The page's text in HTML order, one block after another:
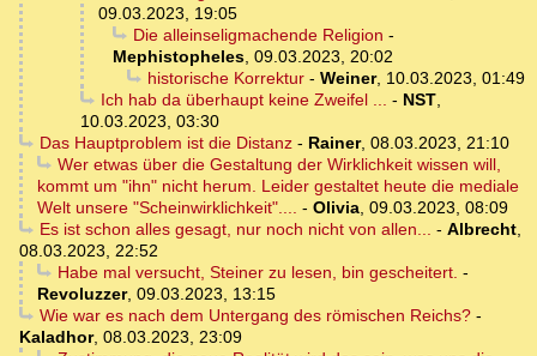
09.03.2023, 19:05
Die alleinseligmachende Religion -
Mephistopheles, 09.03.2023, 20:02
historische Korrektur- Weiner, 10.03.2023, 01:49
Ich hab da überhaupt keine Zweifel ... - NST,
10.03.2023, 03:30
Das Hauptproblem ist die Distanz- Rainer, 08.03.2023, 21:10
Wer etwas über die Gestaltung der Wirklichkeit wissen will,
kommt um "ihn" nicht herum. Leider gestaltet heute die mediale
Welt unsere "Scheinwirklichkeit".... - Olivia, 09.03.2023, 08:09
Es ist schon alles gesagt, nur noch nicht von allen... - Albrecht,
08.03.2023, 22:52
Habe mal versucht, Steiner zu lesen, bin gescheitert. -
Revoluzzer, 09.03.2023, 13:15
Wie war es nach dem Untergang des römischen Reichs?-
Kaladhor, 08.03.2023, 23:09